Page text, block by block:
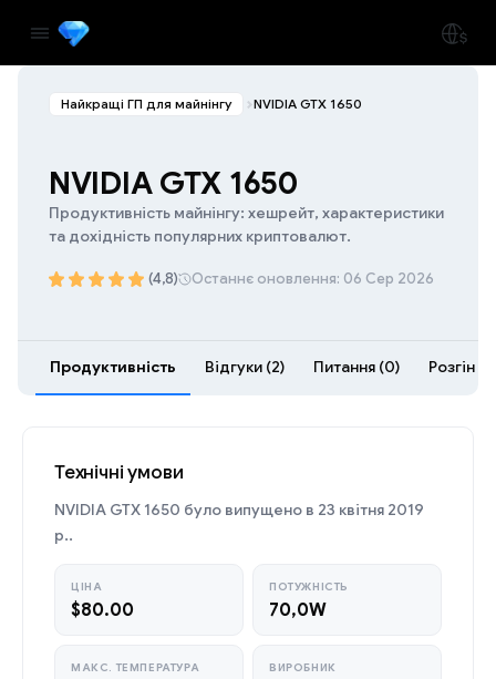
Найкращі ГП для майнінгу NVIDIA GTX 1650
NVIDIA GTX 1650
Продуктивність майнінгу: хешрейт, характеристики
та дохідність популярних криптовалют.
(4,8) Останнє оновлення: 06 Сер 2026
Продуктивність Відгуки (2) Питання (0) Розгін
Технічні умови
NVIDIA GTX 1650 було випущено в 23 квітня 2019
р..
ЦІНА
$80.00
ПОТУЖНІСТЬ
70,0W
МАКС. ТЕМПЕРАТУРА ВИРОБНИК